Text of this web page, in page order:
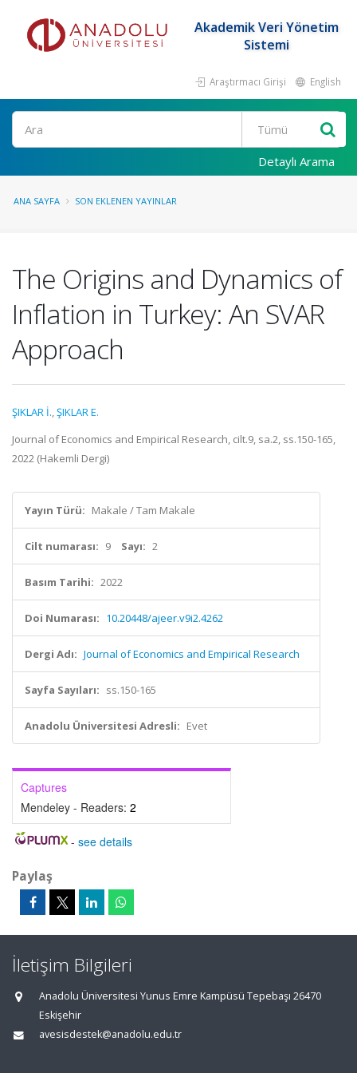
Akademik Veri Yönetim
Sistemi
Araştırmacı Girişi English
Ara
Detaylı Arama
ANA SAYFA SON EKLENEN YAYINLAR
The Origins and Dynamics of
Inflation in Turkey: An SVAR
Approach
ŞIKLAR İ.,ŞIKLAR E.
Journal of Economics and Empirical Research, cilt.9, sa.2, ss.150-165,
2022 (Hakemli Dergi)
Yayın Türü: Makale / Tam Makale
Cilt numarası: 9 Sayı: 2
Basım Tarihi: 2022
Doi Numarası: 10.20448/ajeer.v9i2.4262
Dergi Adı: Journal of Economics and Empirical Research
Sayfa Sayıları: ss.150-165
Anadolu Üniversitesi Adresli: Evet
Captures
Mendeley - Readers: 2
- see details
Paylaş
İletişim Bilgileri
Anadolu Üniversitesi Yunus Emre Kampüsü Tepebaşı 26470
Eskişehir
avesisdestek@anadolu.edu.tr